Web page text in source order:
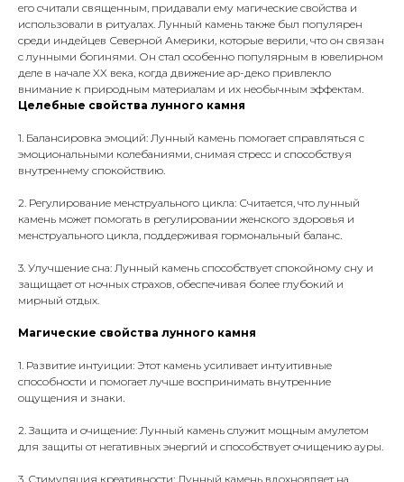
его считали священным, придавали ему магические свойства и
использовали в ритуалах. Лунный камень также был популярен
среди индейцев Северной Америки, которые верили, что он связан
с лунными богинями. Он стал особенно популярным в ювелирном
деле в начале XX века, когда движение ар-деко привлекло
внимание к природным материалам и их необычным эффектам.
Целебные свойства лунного камня
1. Балансировка эмоций: Лунный камень помогает справляться с
эмоциональными колебаниями, снимая стресс и способствуя
внутреннему спокойствию.
2. Регулирование менструального цикла: Считается, что лунный
камень может помогать в регулировании женского здоровья и
менструального цикла, поддерживая гормональный баланс.
3. Улучшение сна: Лунный камень способствует спокойному сну и
защищает от ночных страхов, обеспечивая более глубокий и
мирный отдых.
Магические свойства лунного камня
1. Развитие интуиции: Этот камень усиливает интуитивные
способности и помогает лучше воспринимать внутренние
ощущения и знаки.
2. Защита и очищение: Лунный камень служит мощным амулетом
для защиты от негативных энергий и способствует очищению ауры.
3. Стимуляция креативности: Лунный камень вдохновляет на